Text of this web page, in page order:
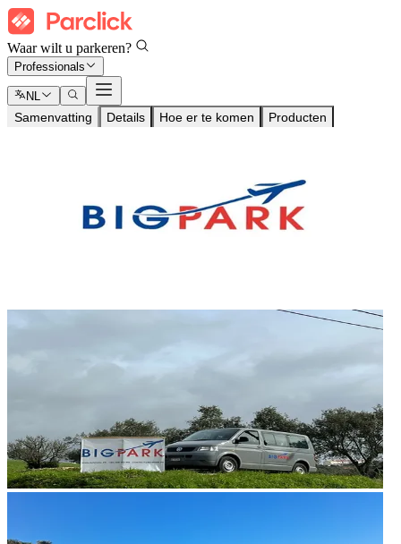
Waar wilt u parkeren?
Professionals
NL
Samenvatting Details Hoe er te komen Producten